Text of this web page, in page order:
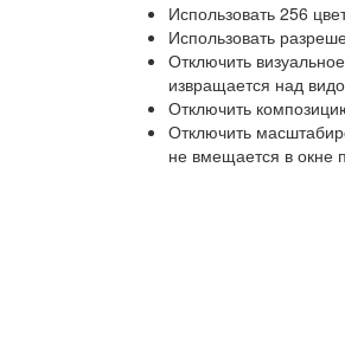
Использовать 256
Использовать
Отключить
извращается над
Отключить
Отключить
не вмещается в окне